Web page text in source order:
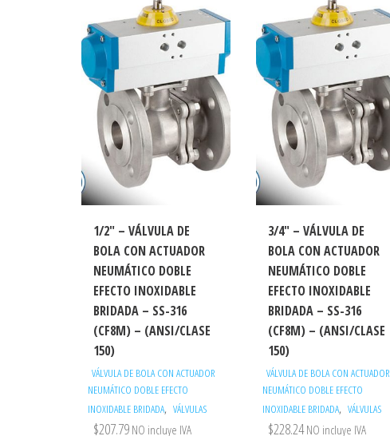
bajo
a
1/2″ – VÁLVULA DE
BOLA CON ACTUADOR
NEUMÁTICO DOBLE
EFECTO INOXIDABLE
BRIDADA – SS-316
(CF8M) – (ANSI/CLASE
150)
VÁLVULA DE BOLA CON ACTUADOR
NEUMÁTICO DOBLE EFECTO
INOXIDABLE BRIDADA, VÁLVULAS
$207.79 NO incluye IVA
3/4″ – VÁLVULA DE
BOLA CON ACTUADOR
NEUMÁTICO DOBLE
EFECTO INOXIDABLE
BRIDADA – SS-316
(CF8M) – (ANSI/CLASE
150)
VÁLVULA DE BOLA CON ACTUADOR
NEUMÁTICO DOBLE EFECTO
INOXIDABLE BRIDADA, VÁLVULAS
$228.24NO incluye IVA